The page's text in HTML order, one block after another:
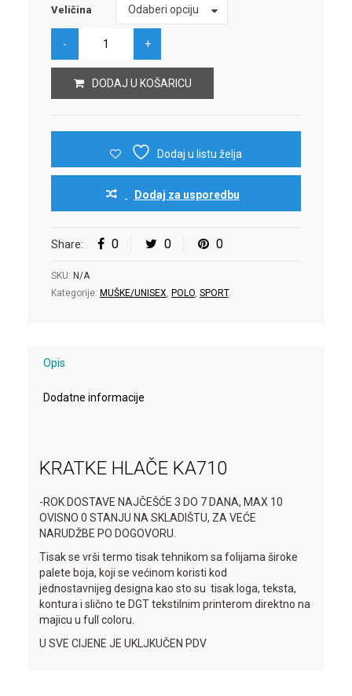
Veličina Odaberi opciju
Veličina
DODAJ U KOŠARICU
Dodaj u listu želja
Dodaj za usporedbu
Share: 0 0 0
SKU: N/A
Kategorije: MUŠKE/UNISEX, POLO, SPORT.
Opis
Dodatne informacije
KRATKE HLAČE KA710
-ROK DOSTAVE NAJČEŠĆE 3 DO 7 DANA, MAX 10
OVISNO 0 STANJU NA SKLADIŠTU, ZA VEĆE
NARUDŽBE PO DOGOVORU.
Tisak se vrši termo tisak tehnikom sa folijama široke
palete boja, koji se većinom koristi kod
jednostavnijeg designa kao sto su tisak loga, teksta,
kontura i slično te DGT tekstilnim printerom direktno na
majicu u full coloru.
U SVE CIJENE JE UKLJKUČEN PDV